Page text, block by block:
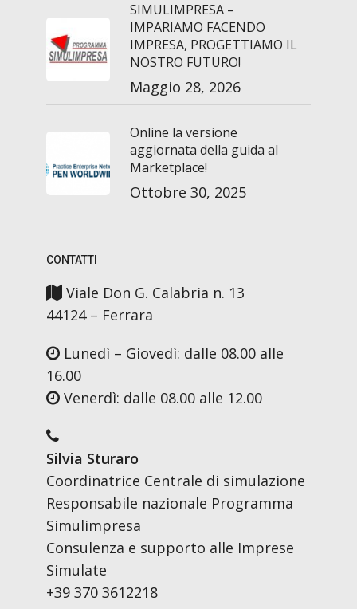
SIMULIMPRESA –
IMPARIAMO FACENDO
IMPRESA, PROGETTIAMO IL
NOSTRO FUTURO!
Maggio 28, 2026
Online la versione
aggiornata della guida al
Marketplace!
Ottobre 30, 2025
CONTATTI
Viale Don G. Calabria n. 13
44124 – Ferrara
Lunedì – Giovedì: dalle 08.00 alle
16.00
Venerdì: dalle 08.00 alle 12.00
Silvia Sturaro
Coordinatrice Centrale di simulazione
Responsabile nazionale Programma
Simulimpresa
Consulenza e supporto alle Imprese
Simulate
+39 370 3612218